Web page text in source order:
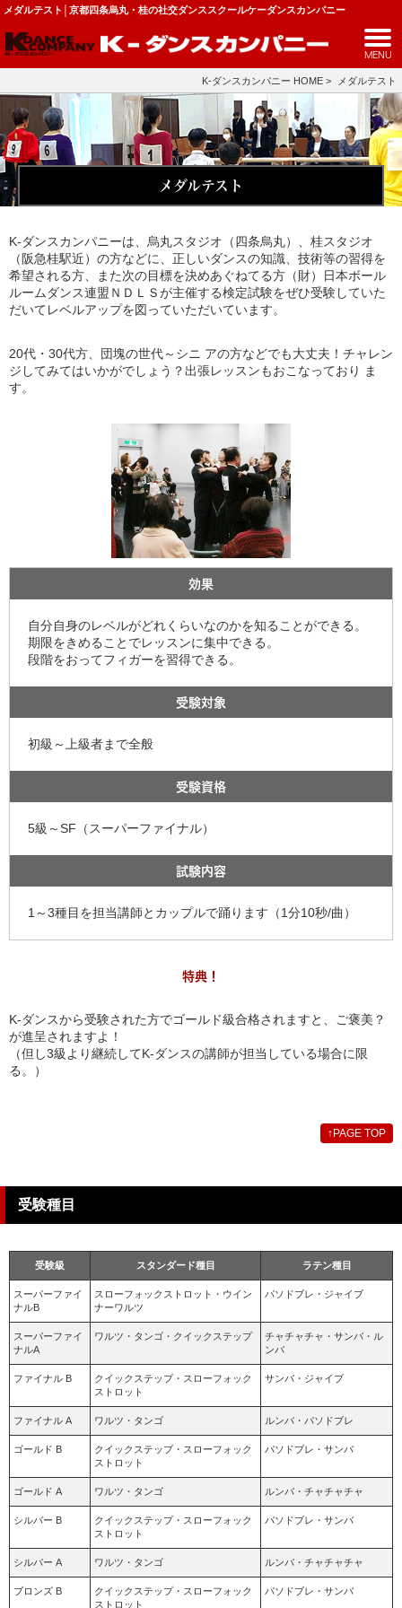
メダルテスト│京都四条烏丸・桂の社交ダンススクールケーダンスカンパニー
MENU
K-ダンスカンパニー HOME > メダルテスト
メダルテスト
K-ダンスカンパニーは、烏丸スタジオ（四条烏丸）、桂スタジオ
（阪急桂駅近）の方などに、正しいダンスの知識、技術等の習得を
希望される方、また次の目標を決めあぐねてる方（財）日本ボール
ルームダンス連盟ＮＤＬＳが主催する検定試験をぜひ受験していた
だいてレベルアップを図っていただいています。
20代・30代方、団塊の世代～シニ アの方などでも大丈夫！チャレン
ジしてみてはいかがでしょう？出張レッスンもおこなっており ま
す。
効果
自分自身のレベルがどれくらいなのかを知ることができる。
期限をきめることでレッスンに集中できる。
段階をおってフィガーを習得できる。
受験対象
初級～上級者まで全般
受験資格
5級～SF（スーパーファイナル）
試験内容
1～3種目を担当講師とカップルで踊ります（1分10秒/曲）
特典！
K-ダンスから受験された方でゴールド級合格されますと、ご褒美？
が進呈されますよ！
（但し3級より継続してK-ダンスの講師が担当している場合に限
る。）
↑ PAGE TOP
受験種目
受験級 スタンダード種目 ラテン種目
スーパーファイ
ナルB
スローフォックストロット・ウイン
ナーワルツ
パソドブレ・ジャイブ
スーパーファイ
ナルA
ワルツ・タンゴ・クイックステップ
チャチャチャ・サンバ・ル
ンバ
ファイナル B
クイックステップ・スローフォック
ストロット
サンバ・ジャイブ
ファイナル A ワルツ・タンゴ ルンバ・パソドブレ
ゴールド B
クイックステップ・スローフォック
ストロット
パソドブレ・サンバ
ゴールド A ワルツ・タンゴ ルンバ・チャチャチャ
シルバー B
クイックステップ・スローフォック
ストロット
パソドブレ・サンバ
シルバー A ワルツ・タンゴ ルンバ・チャチャチャ
ブロンズ B
クイックステップ・スローフォック
ストロット
パソドブレ・サンバ